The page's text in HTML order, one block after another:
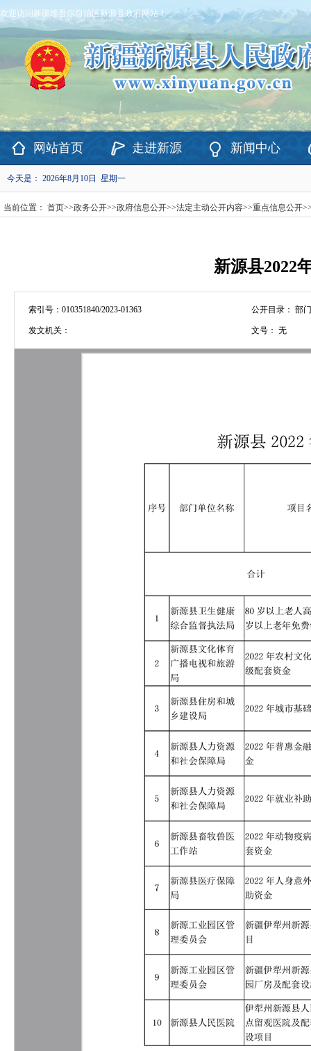
欢迎访问新疆维吾尔自治区新源县政府网站！
网站首页 走进新源 新闻中心
今天是： 2026年8月10日 星期一
当前位置： 首页>>政务公开>>政府信息公开>>法定主动公开内容>>重点信息公开
新源县2022
索引号： 010351840/2023-01363 公开目录： 部
发文机关： 文号： 无